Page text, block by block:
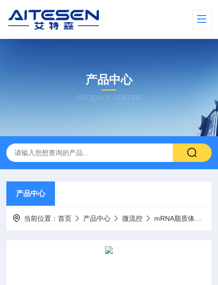
产品中心
PRODUCT CENTER
产品中心
当前位置：首页 产品中心 微流控 mRNA脂质体微流控